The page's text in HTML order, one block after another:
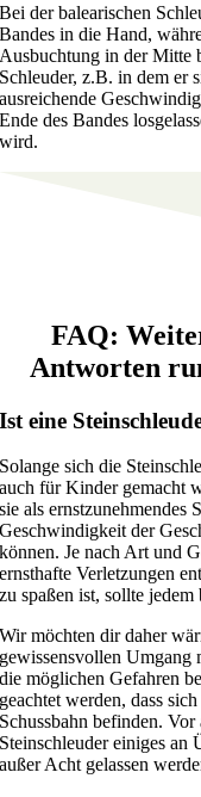
Bei der balearischen
Bandes in die Hand,
Ausbuchtung in der Mitte
Schleuder, z.B. in dem er
ausreichende
Ende des Bandes
wird.
FAQ:
Antworten
Ist eine
Solange sich die
auch für Kinder gemacht
sie als ernstzunehmendes
Geschwindigkeit der
können. Je nach Art und
ernsthafte Verletzungen
zu spaßen ist, sollte jedem
Wir möchten dir daher
gewissensvollen Umgang
die möglichen Gefahren
geachtet werden, dass
Schussbahn befinden.
Steinschleuder einiges an
außer Acht gelassen